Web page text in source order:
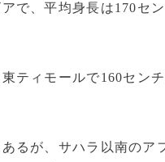
で、平均身長は170セ
ティモールで160セン
るが、サハラ以南のア